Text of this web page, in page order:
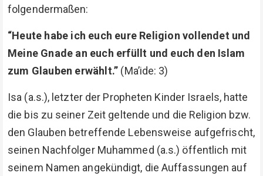
folgendermaßen:
“Heute habe ich euch eure Religion vollendet und
Meine Gnade an euch erfüllt und euch den Islam
zum Glauben erwählt.” (Ma’ide: 3)
Isa (a.s.), letzter der Propheten Kinder Israels, hatte
die bis zu seiner Zeit geltende und die Religion bzw.
den Glauben betreffende Lebensweise aufgefrischt,
seinen Nachfolger Muhammed (a.s.) öffentlich mit
seinem Namen angekündigt, die Auffassungen auf